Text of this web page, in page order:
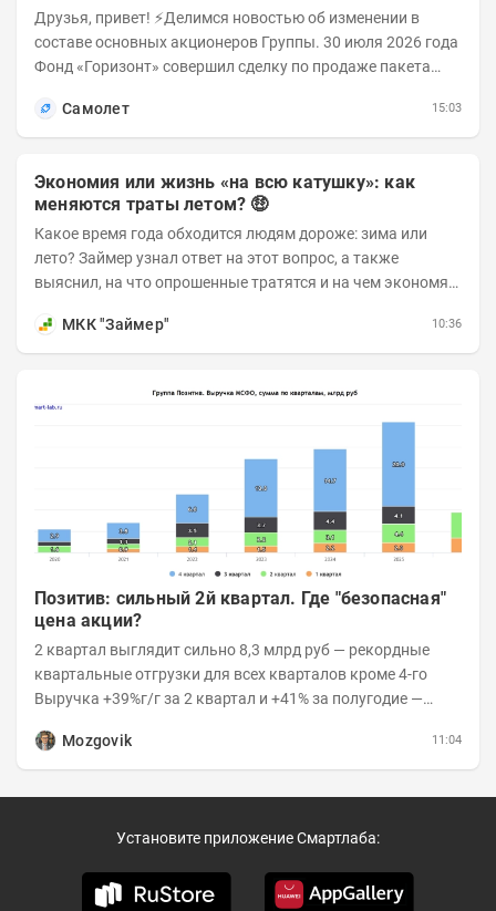
Друзья, привет! ⚡️Делимся новостью об изменении в
составе основных акционеров Группы. 30 июля 2026 года
Фонд «Горизонт» совершил сделку по продаже пакета
Самолет
15:03
Экономия или жизнь «на всю катушку»: как
меняются траты летом? 🤑
Какое время года обходится людям дороже: зима или
лето? Займер узнал ответ на этот вопрос, а также
выяснил, на что опрошенные тратятся и на чем экономят
МКК "Займер"
10:36
Позитив: сильный 2й квартал. Где "безопасная"
цена акции?
2 квартал выглядит сильно 8,3 млрд руб — рекордные
квартальные отгрузки для всех кварталов кроме 4-го
Выручка +39%г/г за 2 квартал и +41% за полугодие —
Mozgovik
11:04
Установите приложение Смартлаба: